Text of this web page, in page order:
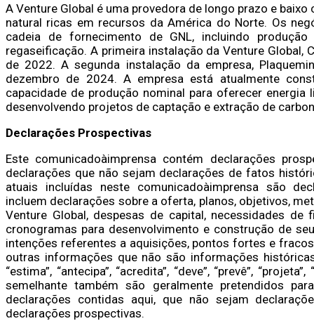
A Venture Global é uma provedora de longo prazo e
natural ricas em recursos da América do Norte. Os
cadeia de fornecimento de GNL, incluindo
regaseificação. A primeira instalação da Venture Global,
de 2022. A segunda instalação da empresa,
dezembro de 2024. A empresa está atualmente
capacidade de produção nominal para oferecer
desenvolvendo projetos de captação e extração de
Declarações Prospectivas
Este comunicadoàimprensa contém declarações
declarações que não sejam declarações de fatos
atuais incluídas neste comunicadoàimprensa são
incluem declarações sobre a oferta, planos, objetivos,
Venture Global, despesas de capital, necessidades de
cronogramas para desenvolvimento e construção de
intenções referentes a aquisições, pontos fortes e
outras informações que não são informações históricas.
“estima”, “antecipa”, “acredita”, “deve”, “prevê”,
semelhante também são geralmente pretendidos
declarações contidas aqui, que não sejam
declarações prospectivas.